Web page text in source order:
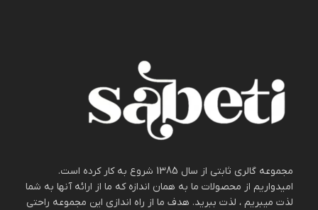
مجموعه گالری ثابتی از سال 1385 شروع به کار کرده است.
امیدواریم از محصولات ما به همان اندازه که ما از ارائه آنها به شما
لذت میبریم ، لذت ببرید. هدف ما از راه اندازی این مجموعه راحتی